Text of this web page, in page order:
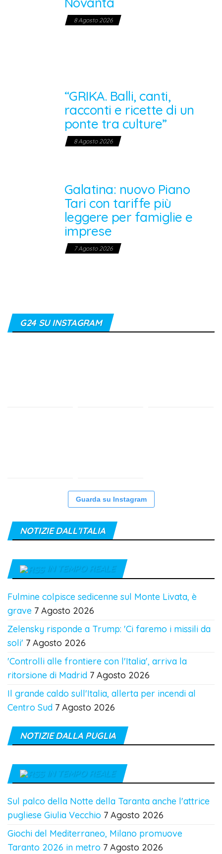
8 Agosto 2026
“GRIKA. Balli, canti,
racconti e ricette di un
ponte tra culture”
8 Agosto 2026
Galatina: nuovo Piano
Tari con tariffe più
leggere per famiglie e
imprese
7 Agosto 2026
G24 SU INSTAGRAM
Guarda su Instagram
NOTIZIE DALL’ITALIA
IN TEMPO REALE
Fulmine colpisce sedicenne sul Monte Livata, è
grave 7 Agosto 2026
Zelensky risponde a Trump: 'Ci faremo i missili da
soli' 7 Agosto 2026
'Controlli alle frontiere con l'Italia', arriva la
ritorsione di Madrid 7 Agosto 2026
Il grande caldo sull'Italia, allerta per incendi al
Centro Sud 7 Agosto 2026
NOTIZIE DALLA PUGLIA
IN TEMPO REALE
Sul palco della Notte della Taranta anche l'attrice
pugliese Giulia Vecchio 7 Agosto 2026
Giochi del Mediterraneo, Milano promuove
Taranto 2026 in metro 7 Agosto 2026